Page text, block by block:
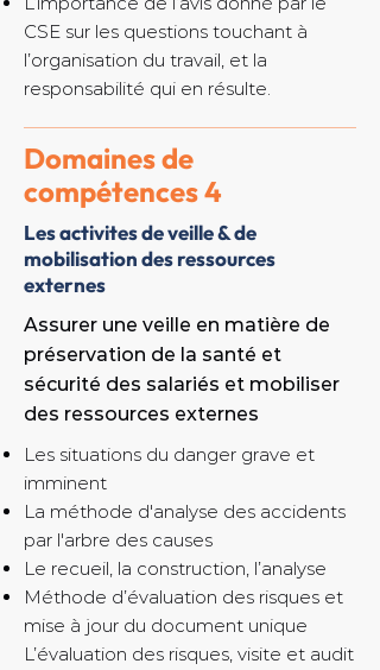
CSE sur les questions touchant à
l’organisation du travail, et la
responsabilité qui en résulte.
Domaines de
compétences 4
Les activites de veille & de
mobilisation des ressources
externes
Assurer une veille en matière de
préservation de la santé et
sécurité des salariés et mobiliser
des ressources externes
Les situations du danger grave et
imminent
La méthode d'analyse des accidents
par l'arbre des causes
Le recueil, la construction, l’analyse
Méthode d’évaluation des risques et
mise à jour du document unique
L’évaluation des risques, visite et audit